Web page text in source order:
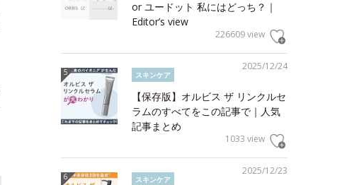
or ユードット 私にはどっち？｜
Editor’s view
226609 view
2025/12/24
スキンケア
【保存版】オルビス ザ リンクルセ
ラムのすべてをこの記事で｜人気
記事まとめ
1033 view
2025/12/23
スキンケア